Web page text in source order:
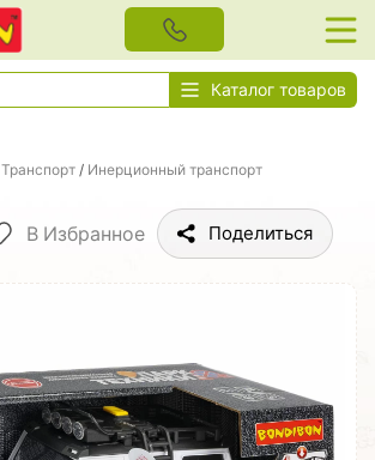
Каталог товаров
Транспорт / Инерционный транспорт
В Избранное Поделиться